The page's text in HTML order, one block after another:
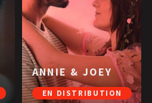
ANNIE & JOEY
EN DISTRIBUTION